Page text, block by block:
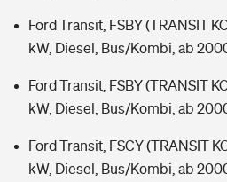
Ford Transit, FSBY (TRANSIT
kW, Diesel, Bus/Kombi, ab
Ford Transit, FSBY (TRANSIT
kW, Diesel, Bus/Kombi, ab
Ford Transit, FSCY (TRANSIT
kW, Diesel, Bus/Kombi, ab